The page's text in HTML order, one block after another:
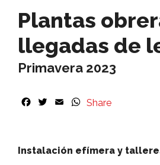
Plantas
llegadas de
Primavera 2023
b
t
l
W
s
Share
Instalación efímera y